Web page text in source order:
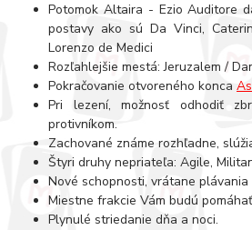
Potomok Altaira - Ezio Auditore
postavy ako sú Da Vinci,
Lorenzo de Medici
Rozľahlejšie mestá: Jeruzalem /
Pokračovanie otvoreného konca
Pri lezení, možnosť odhodiť
protivníkom.
Zachované známe rozhľadne,
Štyri druhy nepriateľa: Agile,
Nové schopnosti, vrátane plávania
Miestne frakcie Vám budú
Plynulé striedanie dňa a noci.